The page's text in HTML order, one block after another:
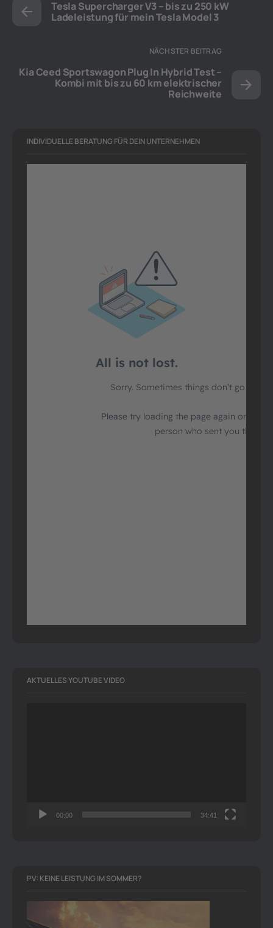
Tesla Supercharger V3 – bis zu 250 kW
Ladeleistung für mein Tesla Model 3
NÄCHSTER BEITRAG
Kia Ceed Sportswagon Plug In Hybrid Test –
Kombi mit bis zu 60 km elektrischer
Reichweite
INDIVIDUELLE BERATUNG FÜR DEIN UNTERNEHMEN
AKTUELLES YOUTUBE VIDEO
00:00 34:41
PV: KEINE LEISTUNG IM SOMMER?